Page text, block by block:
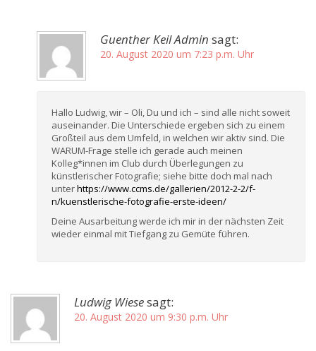
Guenther Keil Admin sagt:
20. August 2020 um 7:23 p.m. Uhr
Hallo Ludwig, wir – Oli, Du und ich – sind alle nicht soweit
auseinander. Die Unterschiede ergeben sich zu einem
Großteil aus dem Umfeld, in welchen wir aktiv sind. Die
WARUM-Frage stelle ich gerade auch meinen
Kolleg*innen im Club durch Überlegungen zu
künstlerischer Fotografie; siehe bitte doch mal nach
unterhttps://www.ccms.de/gallerien/2012-2-2/f-
n/kuenstlerische-fotografie-erste-ideen/
Deine Ausarbeitung werde ich mir in der nächsten Zeit
wieder einmal mit Tiefgang zu Gemüte führen.
Ludwig Wiesesagt:
20. August 2020 um 9:30 p.m. Uhr